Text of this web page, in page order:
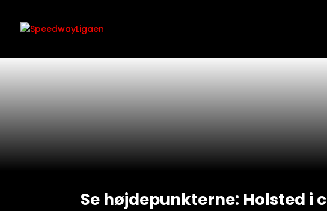
Se højdepunkterne: Holsted i